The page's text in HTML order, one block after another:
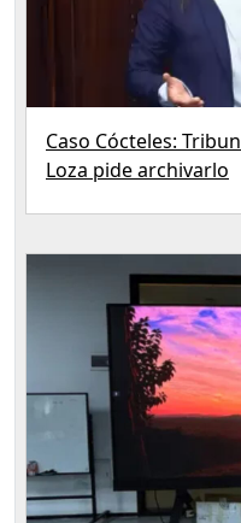
Caso Cócteles:
Loza pide archivarlo